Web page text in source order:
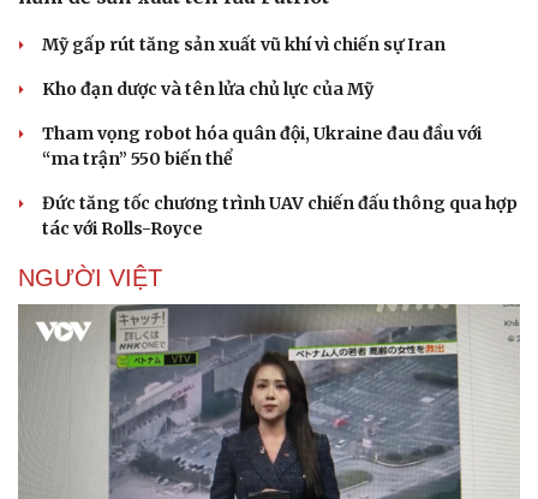
Mỹ gấp rút tăng sản xuất vũ khí vì chiến sự Iran
Kho đạn dược và tên lửa chủ lực của Mỹ
Tham vọng robot hóa quân đội, Ukraine đau đầu với
“ma trận” 550 biến thể
Đức tăng tốc chương trình UAV chiến đấu thông qua hợp
tác với Rolls-Royce
NGƯỜI VIỆT